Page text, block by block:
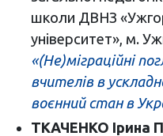
школи ДВНЗ
університет», м.
«(Не)міграційні
вчителів в
воєнний стан в
ТКАЧЕНКО Ірина